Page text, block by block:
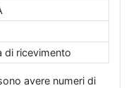
di ricevimento
avere numeri di